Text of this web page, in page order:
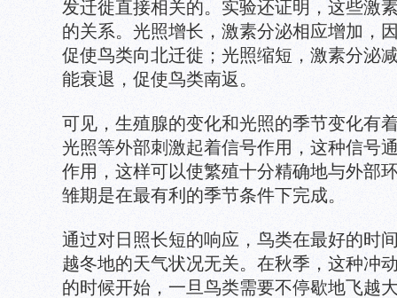
发迁徙直接相关的。实验还证明，这些激
的关系。光照增长，激素分泌相应增加，
促使鸟类向北迁徙；光照缩短，激素分泌
能衰退，促使鸟类南返。
可见，生殖腺的变化和光照的季节变化有
光照等外部刺激起着信号作用，这种信号
作用，这样可以使繁殖十分精确地与外部
雏期是在最有利的季节条件下完成。
通过对日照长短的响应，鸟类在最好的时
越冬地的天气状况无关。在秋季，这种冲
的时候开始，一旦鸟类需要不停歇地飞越